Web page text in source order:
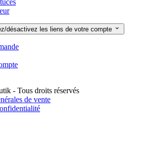
désactivez les liens de votre compte 
- Tous droits réservés
de vente